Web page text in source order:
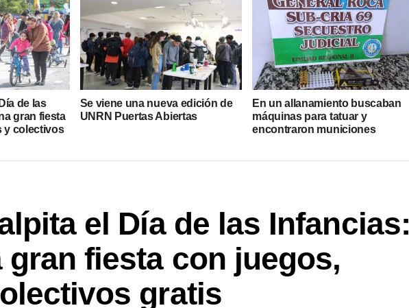
de las
gran fiesta
y colectivos
Se viene una nueva edición de
UNRN Puertas Abiertas
En un allanamiento buscaban
máquinas para tatuar y
encontraron municiones
el Día de las Infancias:
gran fiesta con juegos,
gratis